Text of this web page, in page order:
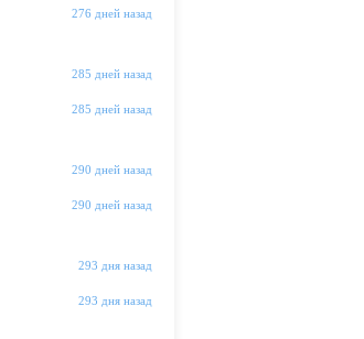
276 дней назад
285 дней назад
285 дней назад
290 дней назад
290 дней назад
293 дня назад
293 дня назад